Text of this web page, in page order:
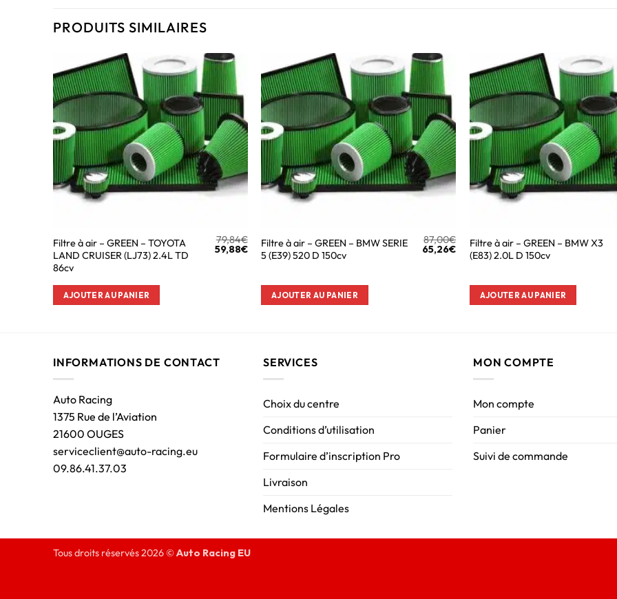
PRODUITS SIMILAIRES
Filtre à air – GREEN – TOYOTA
LAND CRUISER (LJ73) 2.4L TD
86cv
79,84€
59,88€
AJOUTER AU PANIER
Filtre à air – GREEN – BMW SERIE
5 (E39) 520 D 150cv
87,00€
65,26€
AJOUTER AU PANIER
Filtre à air – GREEN – BMW X3
(E83) 2.0L D 150cv
AJOUTER AU PANIER
INFORMATIONS DE CONTACT
Auto Racing
1375 Rue de l’Aviation
21600 OUGES
serviceclient@auto-racing.eu
09.86.41.37.03
SERVICES
Choix du centre
Conditions d’utilisation
Formulaire d’inscription Pro
Livraison
Mentions Légales
MON COMPTE
Mon compte
Panier
Suivi de commande
Tous droits réservés 2026 © Auto Racing EU